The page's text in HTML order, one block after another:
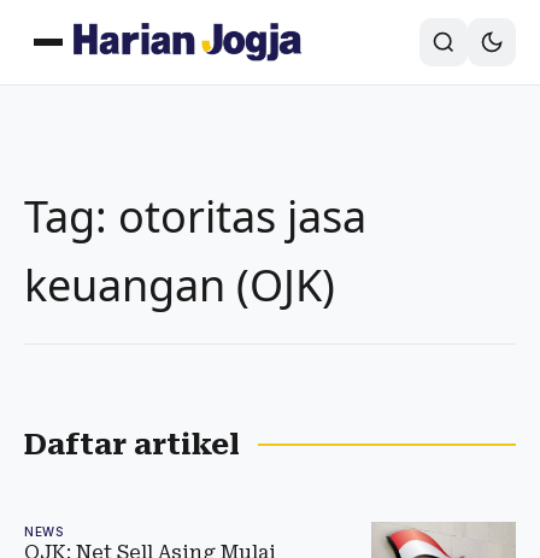
Tag: otoritas jasa
keuangan (OJK)
Daftar artikel
NEWS
OJK: Net Sell Asing Mulai